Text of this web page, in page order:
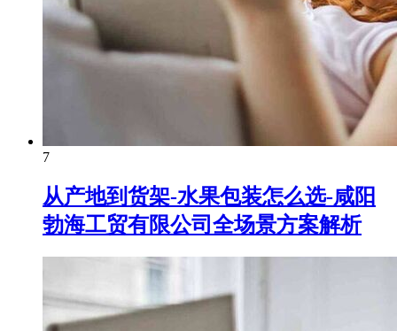
7
从产地到货架-水果包装怎么选-咸阳
勃海工贸有限公司全场景方案解析